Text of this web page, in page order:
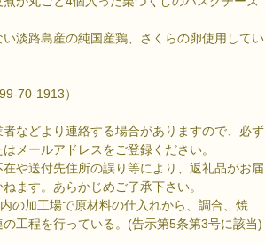
淡路島産の純国産鶏、さくらの卵使用してい
70-1913）
者などより連絡する場合がありますので、必ず
メールアドレスをご登録ください。
在や送付先住所の誤り等により、返礼品がお届
ます。あらかじめご了承下さい。
の加工場で原材料の仕入れから、調合、焼
工程を行っている。(告示第5条第3号に該当)